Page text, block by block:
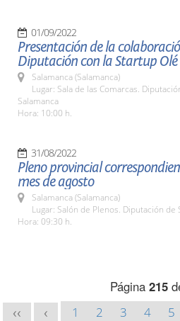
01/09/2022
Presentación de la
Diputación con la Startup Olé
Salamanca (Salamanca)
Lugar: Sala de las Comarcas.
Salamanca
Hora: 10:00 h.
31/08/2022
Pleno provincial
mes de agosto
Salamanca (Salamanca)
Lugar: Salón de Plenos. Diputación de
Hora: 09:30 h.
Página 215
<< < 1 2 3 4 5